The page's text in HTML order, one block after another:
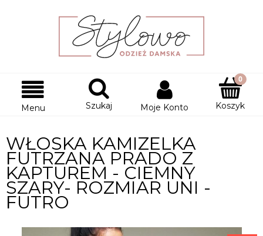
Menu Szukaj Moje Konto Koszyk
WŁOSKA KAMIZELKA
FUTRZANA PRADO Z
KAPTUREM - CIEMNY
SZARY- ROZMIAR UNI -
FUTRO